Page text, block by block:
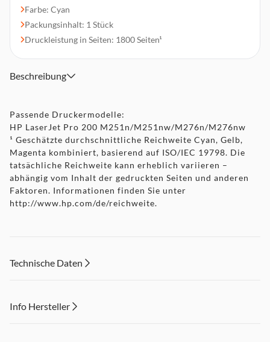
Farbe: Cyan
Packungsinhalt: 1 Stück
Druckleistung in Seiten: 1800 Seiten¹
Beschreibung
Passende Druckermodelle:
HP LaserJet Pro 200 M251n/M251nw/M276n/M276nw
¹ Geschätzte durchschnittliche Reichweite Cyan, Gelb,
Magenta kombiniert, basierend auf ISO/IEC 19798. Die
tatsächliche Reichweite kann erheblich variieren –
abhängig vom Inhalt der gedruckten Seiten und anderen
Faktoren. Informationen finden Sie unter
http://www.hp.com/de/reichweite.
Technische Daten
Info Hersteller